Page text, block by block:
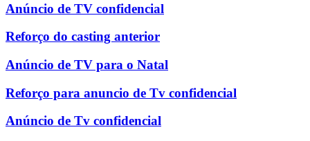
Anúncio de TV confidencial
Reforço do casting anterior
Anúncio de TV para o Natal
Reforço para anuncio de Tv confidencial
Anúncio de Tv confidencial